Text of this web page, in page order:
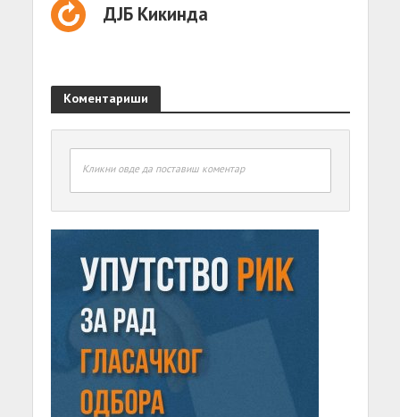
ДЈБ Кикинда
Коментариши
Кликни овде да поставиш коментар